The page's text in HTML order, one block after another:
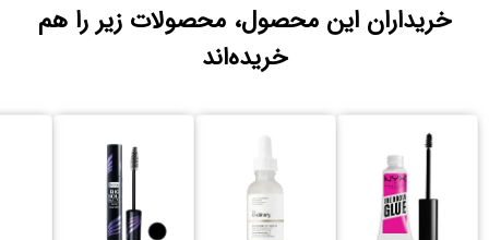
خریداران این محصول، محصولات زیر را هم
خریده‌اند